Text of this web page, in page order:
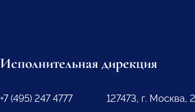
Исполнительная дирекция
+7 (495) 247 4777
127473, г. Москва,